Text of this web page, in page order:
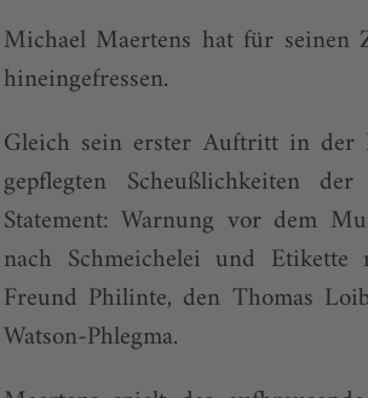
Michael Maertens hat für
hineingefressen.
Gleich sein erster Auftritt in der
gepflegten Scheußlichkeiten
Statement: Warnung vor dem
nach Schmeichelei und
Freund Philinte, den Thomas
Watson-Phlegma.